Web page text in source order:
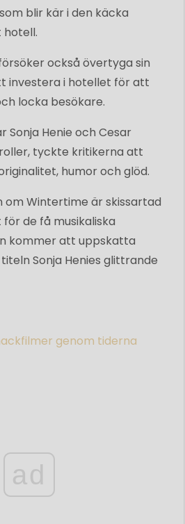
blir kär i den käcka
också övertyga sin
investera i hotellet för att
locka besökare.
Sonja Henie och Cesar
tyckte kritikerna att
humor och glöd.
Wintertime är skissartad
de få musikaliska
kommer att uppskatta
Sonja Henies glittrande
genom tiderna
ad